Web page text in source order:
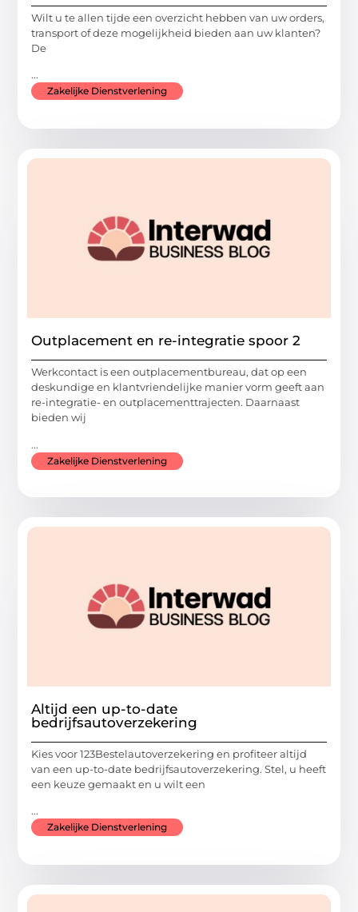
Wilt u te allen tijde een overzicht hebben van uw orders,
transport of deze mogelijkheid bieden aan uw klanten?
De
...
Zakelijke Dienstverlening
Outplacement en re-integratie spoor 2
Werkcontact is een outplacementbureau, dat op een
deskundige en klantvriendelijke manier vorm geeft aan
re-integratie- en outplacementtrajecten. Daarnaast
bieden wij
...
Zakelijke Dienstverlening
Altijd een up-to-date
bedrijfsautoverzekering
Kies voor 123Bestelautoverzekering en profiteer altijd
van een up-to-date bedrijfsautoverzekering. Stel, u heeft
een keuze gemaakt en u wilt een
...
Zakelijke Dienstverlening